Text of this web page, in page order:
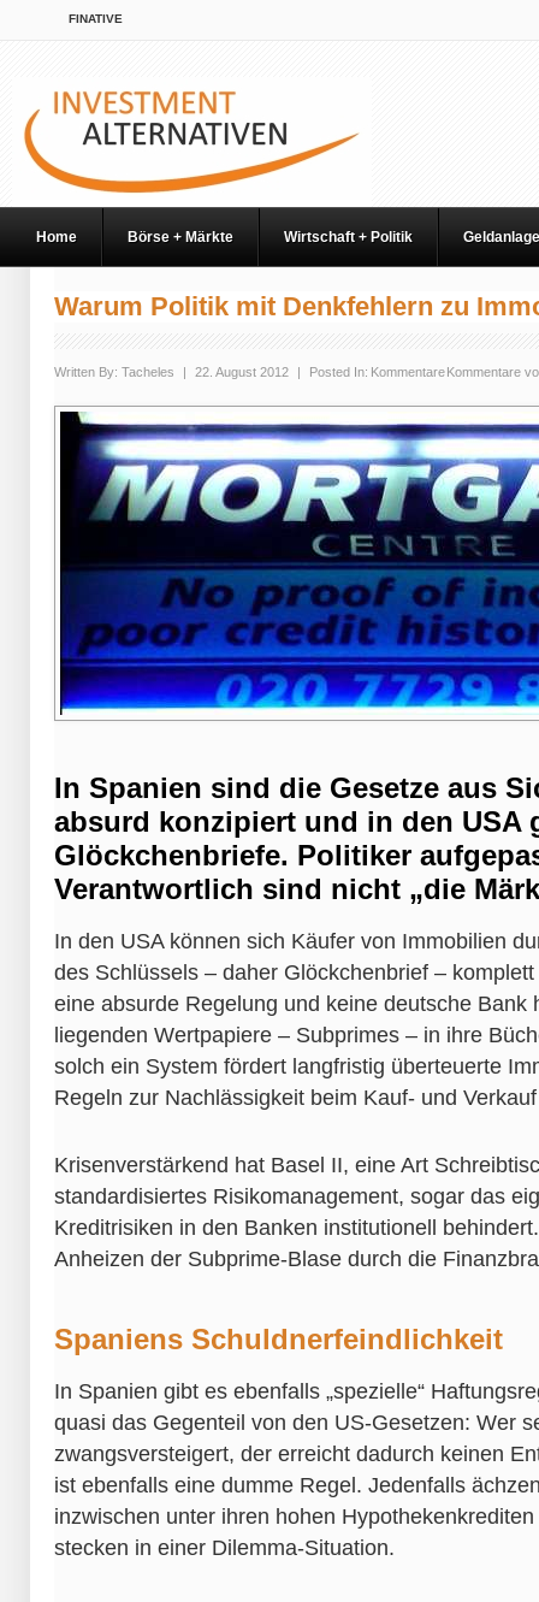
FINATIVE
Home Börse + Märkte Wirtschaft + Politik Geldanlage
Warum Politik mit Denkfehlern zu
Written By: Tacheles | 22. August 2012 | Posted In: KommentareKommentare
In Spanien sind die Gesetze aus
absurd konzipiert und in den USA
Glöckchenbriefe. Politiker
Verantwortlich sind nicht „die
In den USA können sich Käufer von Immobilien
des Schlüssels – daher Glöckchenbrief –
eine absurde Regelung und keine deutsche Bank
liegenden Wertpapiere – Subprimes – in ihre
solch ein System fördert langfristig überteuerte
Regeln zur Nachlässigkeit beim Kauf- und
Krisenverstärkend hat Basel II, eine Art
standardisiertes Risikomanagement, sogar das
Kreditrisiken in den Banken institutionell
Anheizen der Subprime-Blase durch die
Spaniens Schuldnerfeindlichkeit
In Spanien gibt es ebenfalls „spezielle“
quasi das Gegenteil von den US-Gesetzen: Wer
zwangsversteigert, der erreicht dadurch keinen
ist ebenfalls eine dumme Regel. Jedenfalls
inzwischen unter ihren hohen
stecken in einer Dilemma-Situation.